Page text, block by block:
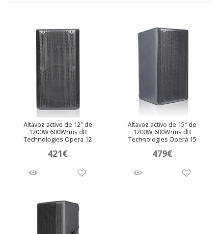
Altavoz activo de 12″ de
1200W 600Wrms dB
Technologies Opera 12
421€
Altavoz activo de 15″ de
1200W 600Wrms dB
Technologies Opera 15
479€